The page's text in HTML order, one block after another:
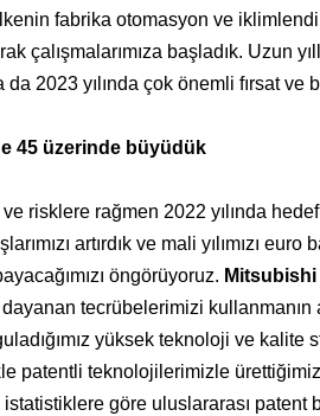
fabrika otomasyon ve
çalışmalarımıza başladık. Uzun
2023 yılında çok önemli fırsat ve
45 üzerinde büyüdük
risklere rağmen 2022 yılında
artırdık ve mali yılımızı
öngörüyoruz.
tecrübelerimizi kullanmanın
yüksek teknoloji ve kalite
patentli teknolojilerimizle
istatistiklere göre uluslararası